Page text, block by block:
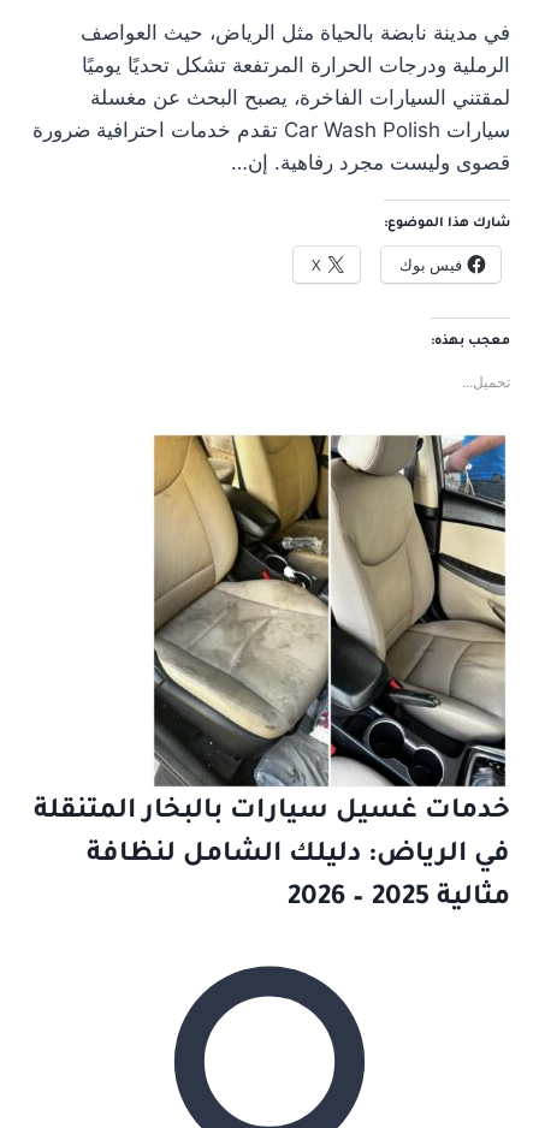
في مدينة نابضة بالحياة مثل الرياض، حيث العواصف
الرملية ودرجات الحرارة المرتفعة تشكل تحديًا يوميًا
لمقتني السيارات الفاخرة، يصبح البحث عن مغسلة
سيارات Car Wash Polish تقدم خدمات احترافية ضرورة
قصوى وليست مجرد رفاهية. إن…
شارك هذا الموضوع:
فيس بوك X
معجب بهذه:
تحميل...
خدمات غسيل سيارات بالبخار المتنقلة
في الرياض: دليلك الشامل لنظافة
مثالية 2025 – 2026